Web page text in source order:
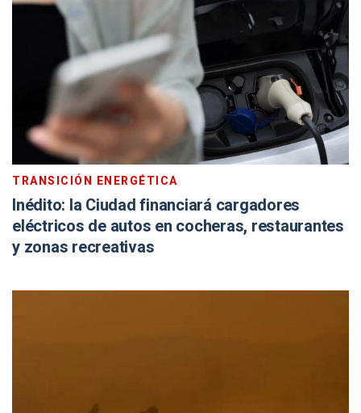
TRANSICIÓN ENERGÉTICA
Inédito: la Ciudad financiará cargadores
eléctricos de autos en cocheras, restaurantes
y zonas recreativas